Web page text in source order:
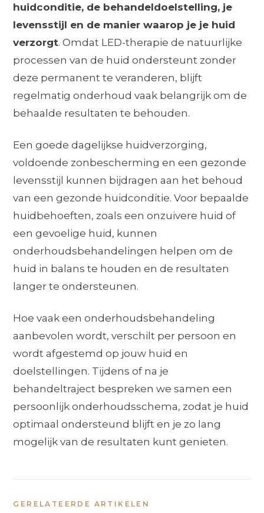
huidconditie, de behandeldoelstelling, je
levensstijl en de manier waarop je je huid
verzorgt. Omdat LED-therapie de natuurlijke
processen van de huid ondersteunt zonder
deze permanent te veranderen, blijft
regelmatig onderhoud vaak belangrijk om de
behaalde resultaten te behouden.
Een goede dagelijkse huidverzorging,
voldoende zonbescherming en een gezonde
levensstijl kunnen bijdragen aan het behoud
van een gezonde huidconditie. Voor bepaalde
huidbehoeften, zoals een onzuivere huid of
een gevoelige huid, kunnen
onderhoudsbehandelingen helpen om de
huid in balans te houden en de resultaten
langer te ondersteunen.
Hoe vaak een onderhoudsbehandeling
aanbevolen wordt, verschilt per persoon en
wordt afgestemd op jouw huid en
doelstellingen. Tijdens of na je
behandeltraject bespreken we samen een
persoonlijk onderhoudsschema, zodat je huid
optimaal ondersteund blijft en je zo lang
mogelijk van de resultaten kunt genieten.
GERELATEERDE ARTIKELEN